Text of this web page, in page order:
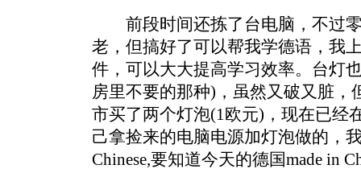
前段时间还拣了台电脑，不过零
老，但搞好了可以帮我学德语，我
件，可以大大提高学习效率。台灯
房里不要的那种)，虽然又破又脏，
市买了两个灯泡(1欧元)，现在已经
己拿捡来的电脑电源加灯泡做的，
Chinese,要知道今天的德国made in